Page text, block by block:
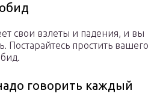
свои взлеты и падения, и вы
Постарайтесь простить вашего
говорить каждый